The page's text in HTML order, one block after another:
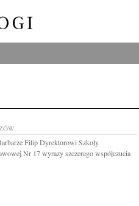
Filip Dyrektorowi Szkoły
Nr 17 wyrazy szczerego współczucia